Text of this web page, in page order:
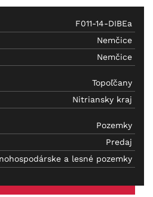
F011-14-DIBEa
Nemčice
Nemčice
Topoľčany
Nitriansky kraj
Pozemky
Predaj
a lesné pozemky